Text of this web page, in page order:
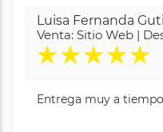
Luisa Fernanda
Venta: Sitio Web |
★★★★★
Entrega muy a tiempo